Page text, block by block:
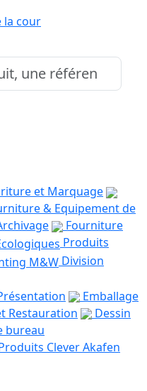
et Marquage
& Equipement de
Fourniture
Produits
Division
Emballage
Restauration
Dessin
bureau
Clever Akafen